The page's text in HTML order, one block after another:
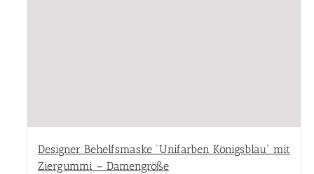
Designer Behelfsmaske “Unifarben Königsblau” mit
Ziergummi – Damengröße